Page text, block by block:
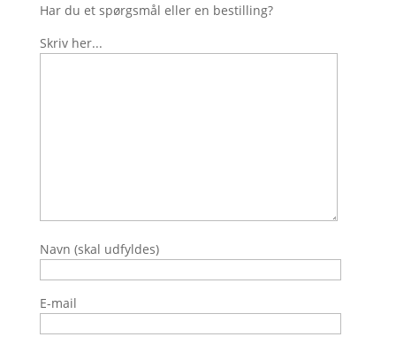
Har du et spørgsmål eller en bestilling?
Skriv her...
Navn (skal udfyldes)
E-mail